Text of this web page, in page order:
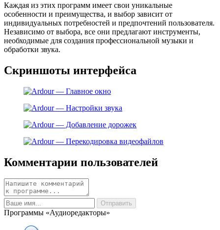
Каждая из этих программ имеет свои уникальные
особенности и преимущества, и выбор зависит от
индивидуальных потребностей и предпочтений пользователя.
Независимо от выбора, все они предлагают инструменты,
необходимые для создания профессиональной музыки и
обработки звука.
Скриншоты интерфейса
Комментарии пользователей
Программы «Аудиоредакторы»